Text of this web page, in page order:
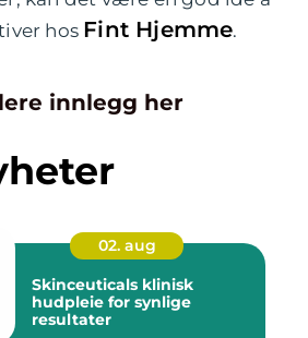
hos Fint Hjemme.
innlegg her
02. aug
Skinceuticals klinisk
hudpleie for synlige
resultater